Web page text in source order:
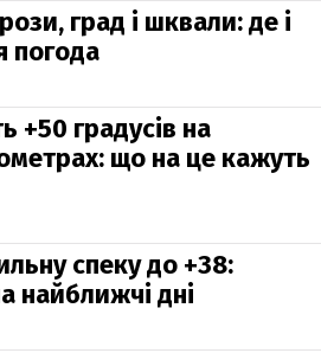
град і шквали: де і
погода
+50 градусів на
що на це кажуть
спеку до +38:
найближчі дні